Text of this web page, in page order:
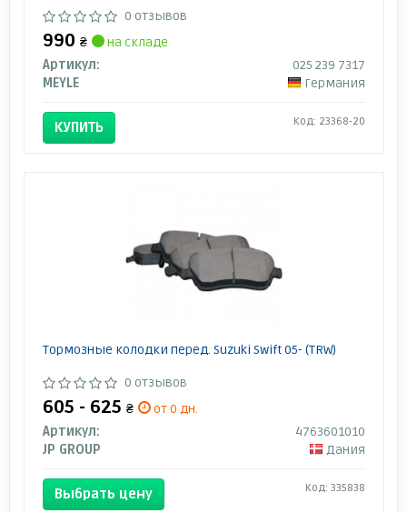
0 отзывов
990 ₴
на складе
Артикул:
025 239 7317
MEYLE
Германия
КУПИТЬ Код: 23368-20
Тормозные колодки перед. Suzuki Swift 05- (TRW)
0 отзывов
605 - 625 ₴
от 0 дн.
Артикул:
4763601010
JP GROUP
Дания
Выбрать цену Код: 335838